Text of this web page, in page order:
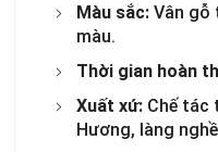
Màu sắc: Vân gỗ
màu.
Thời gian hoàn
Xuất xứ: Chế tác
Hương, làng